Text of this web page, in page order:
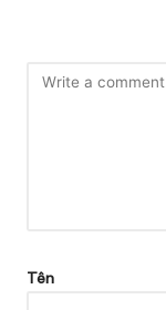
Tên